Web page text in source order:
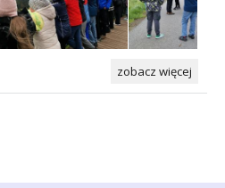
zobacz więcej